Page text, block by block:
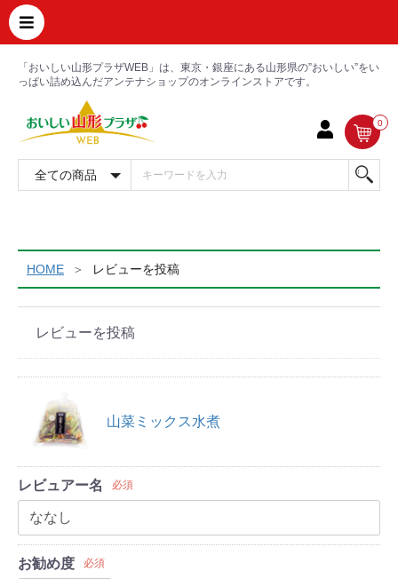
「おいしい山形プラザWEB」は、東京・銀座にある山形県の”おいしい”をい
っぱい詰め込んだアンテナショップのオンラインストアです。
0
HOME レビューを投稿
レビューを投稿
山菜ミックス水煮
レビュアー名 必須
お勧め度 必須